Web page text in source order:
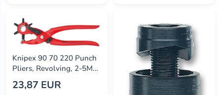
Knipex 90 70 220 Punch
Pliers, Revolving, 2-5Mm
Diameter
23,87 EUR